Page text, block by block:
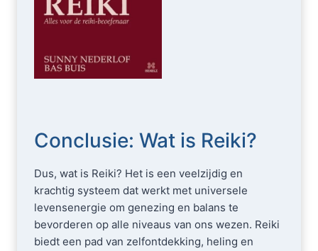
Conclusie: Wat is Reiki?
Dus, wat is Reiki? Het is een veelzijdig en
krachtig systeem dat werkt met universele
levensenergie om genezing en balans te
bevorderen op alle niveaus van ons wezen. Reiki
biedt een pad van zelfontdekking, heling en